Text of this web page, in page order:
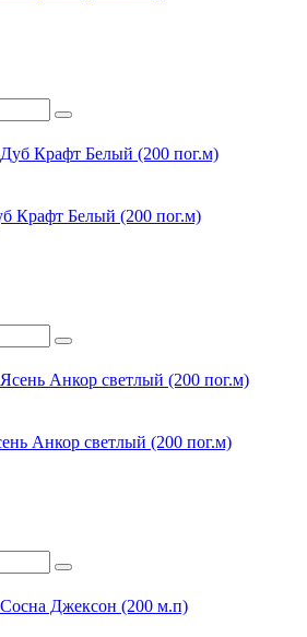
Крафт Белый (200 пог.м)
Анкор светлый (200 пог.м)